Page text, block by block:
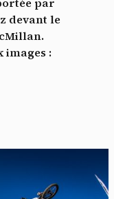
devant le
images :